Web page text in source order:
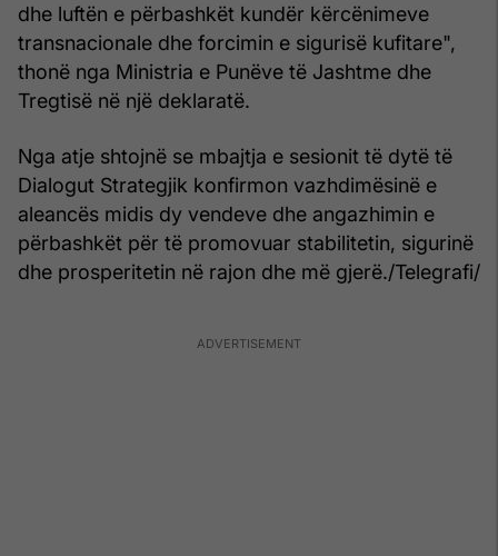
dhe luftën e përbashkët kundër kërcënimeve
transnacionale dhe forcimin e sigurisë kufitare",
thonë nga Ministria e Punëve të Jashtme dhe
Tregtisë në një deklaratë.
Nga atje shtojnë se mbajtja e sesionit të dytë të
Dialogut Strategjik konfirmon vazhdimësinë e
aleancës midis dy vendeve dhe angazhimin e
përbashkët për të promovuar stabilitetin, sigurinë
dhe prosperitetin në rajon dhe më gjerë./Telegrafi/